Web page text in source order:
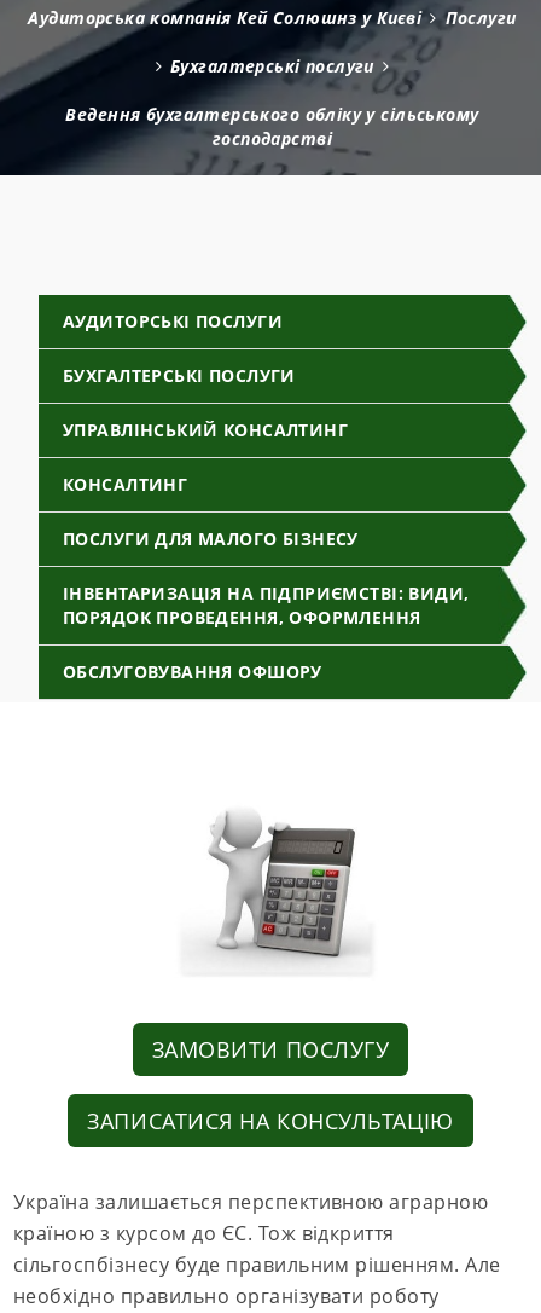
Аудиторська компанія Кей Солюшнз у Києві Послуги
Бухгалтерські послуги
Ведення бухгалтерського обліку у сільському
господарстві
АУДИТОРСЬКІ ПОСЛУГИ
БУХГАЛТЕРСЬКІ ПОСЛУГИ
УПРАВЛІНСЬКИЙ КОНСАЛТИНГ
КОНСАЛТИНГ
ПОСЛУГИ ДЛЯ МАЛОГО БІЗНЕСУ
ІНВЕНТАРИЗАЦІЯ НА ПІДПРИЄМСТВІ: ВИДИ,
ПОРЯДОК ПРОВЕДЕННЯ, ОФОРМЛЕННЯ
ОБСЛУГОВУВАННЯ ОФШОРУ
ЗАМОВИТИ ПОСЛУГУ
ЗАПИСАТИСЯ НА КОНСУЛЬТАЦІЮ
Україна залишається перспективною аграрною
країною з курсом до ЄС. Тож відкриття
сільгоспбізнесу буде правильним рішенням. Але
необхідно правильно організувати роботу